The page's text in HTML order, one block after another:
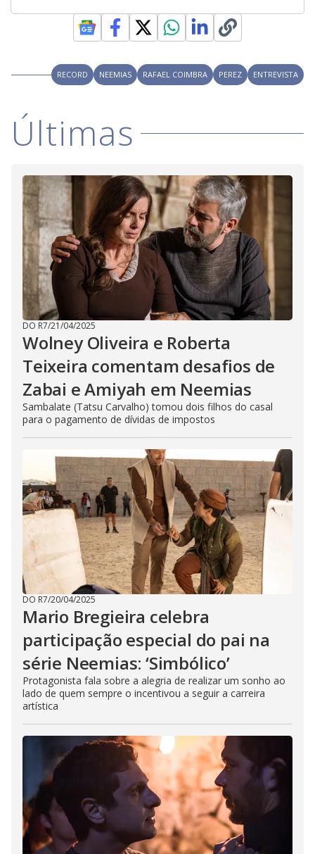
RECORD NEEMIAS RAFAEL COIMBRA PEREZ ENTREVISTA
Últimas
DO R7/21/04/2025
Wolney Oliveira e Roberta
Teixeira comentam desafios de
Zabai e Amiyah em Neemias
Sambalate (Tatsu Carvalho) tomou dois filhos do casal
para o pagamento de dívidas de impostos
DO R7/20/04/2025
Mario Bregieira celebra
participação especial do pai na
série Neemias: ‘Simbólico’
Protagonista fala sobre a alegria de realizar um sonho ao
lado de quem sempre o incentivou a seguir a carreira
artística